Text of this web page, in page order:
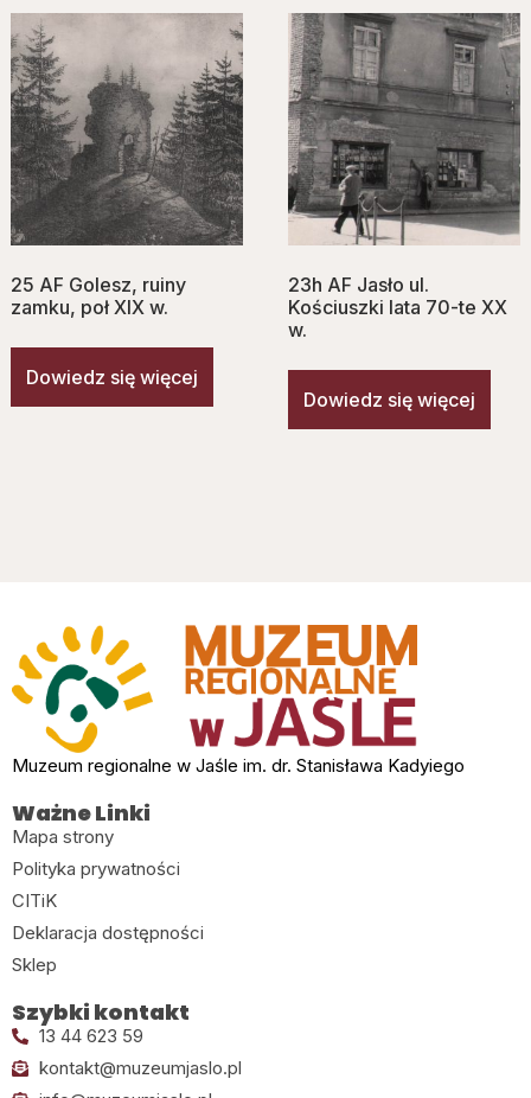
25 AF Golesz, ruiny
zamku, poł XIX w.
Dowiedz się więcej
23h AF Jasło ul.
Kościuszki lata 70-te XX
w.
Dowiedz się więcej
Muzeum regionalne w Jaśle im. dr. Stanisława Kadyiego
Ważne Linki
Mapa strony
Polityka prywatności
CITiK
Deklaracja dostępności
Sklep
Szybki kontakt
13 44 623 59
kontakt@muzeumjaslo.pl